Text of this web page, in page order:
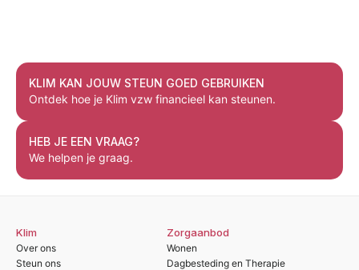
KLIM KAN JOUW STEUN GOED GEBRUIKEN
Ontdek hoe je Klim vzw financieel kan steunen.
HEB JE EEN VRAAG?
We helpen je graag.
Klim
Over ons
Steun ons
Zorgaanbod
Wonen
Dagbesteding en Therapie